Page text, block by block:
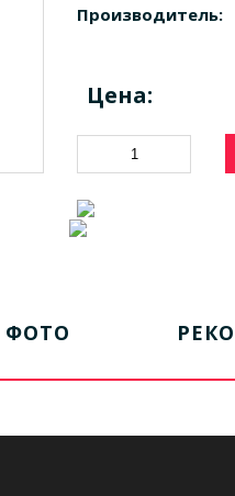
Производитель:
Цена:
ФОТО